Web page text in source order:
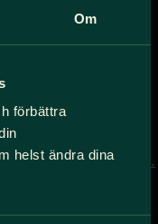
Om
förbättra
helst ändra dina
– du når oss